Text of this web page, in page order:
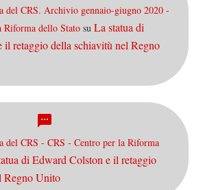
del CRS. Archivio gennaio-giugno 2020 -
Riforma dello Stato su La statua di
il retaggio della schiavitù nel Regno
del CRS - CRS - Centro per la Riforma
di Edward Colston e il retaggio
Regno Unito